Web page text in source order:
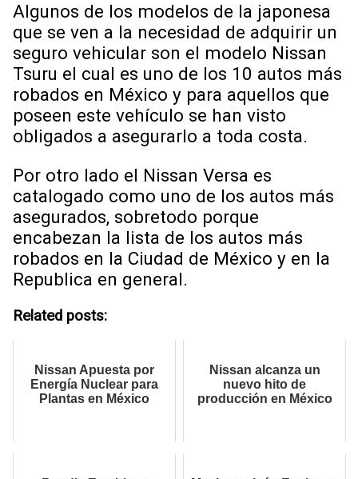
Algunos de los modelos de la japonesa
que se ven a la necesidad de adquirir un
seguro vehicular son el modelo Nissan
Tsuru el cual es uno de los 10 autos más
robados en México y para aquellos que
poseen este vehículo se han visto
obligados a asegurarlo a toda costa.
Por otro lado el Nissan Versa es
catalogado como uno de los autos más
asegurados, sobretodo porque
encabezan la lista de los autos más
robados en la Ciudad de México y en la
Republica en general.
Related posts:
Nissan Apuesta por
Energía Nuclear para
Plantas en México
Nissan alcanza un
nuevo hito de
producción en México